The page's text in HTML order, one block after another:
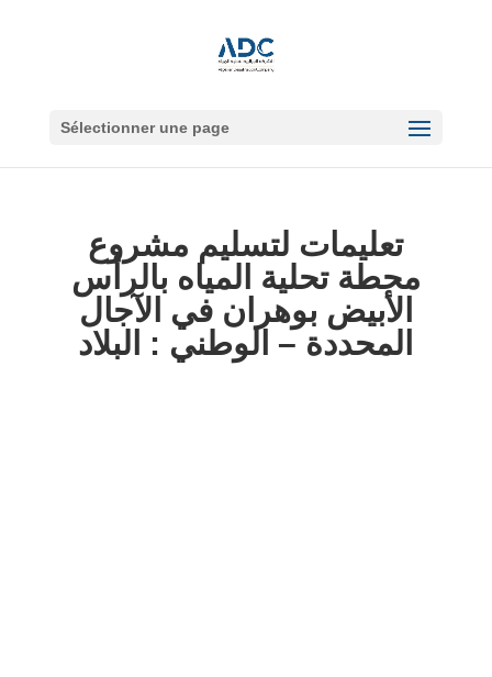
Sélectionner une page
تعليمات لتسليم مشروع
محطة تحلية المياه بالرأس
الأبيض بوهران في الآجال
المحددة – الوطني : البلاد